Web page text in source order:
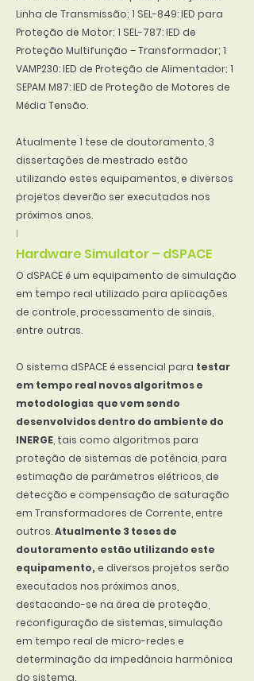
Linha de Transmissão; 1 SEL-849: IED para
Proteção de Motor; 1 SEL-787: IED de
Proteção Multifunção – Transformador; 1
VAMP230: IED de Proteção de Alimentador; 1
SEPAM M87: IED de Proteção de Motores de
Média Tensão.
Atualmente 1 tese de doutoramento, 3
dissertações de mestrado estão
utilizando estes equipamentos, e diversos
projetos deverão ser executados nos
próximos anos.
I
Hardware Simulator – dSPACE
O dSPACE é um equipamento de simulação
em tempo real utilizado para aplicações
de controle, processamento de sinais,
entre outras.
O sistema dSPACE é essencial para testar
em tempo real novos algoritmos e
metodologias que vem sendo
desenvolvidos dentro do ambiente do
INERGE , tais como algoritmos para
proteção de sistemas de potência, para
estimação de parâmetros elétricos, de
detecção e compensação de saturação
em Transformadores de Corrente, entre
outros.Atualmente 3 teses de
doutoramento estão utilizando este
equipamento, e diversos projetos serão
executados nos próximos anos,
destacando-se na área de proteção,
reconfiguração de sistemas, simulação
em tempo real de micro-redes e
determinação da impedância harmônica
do sistema.